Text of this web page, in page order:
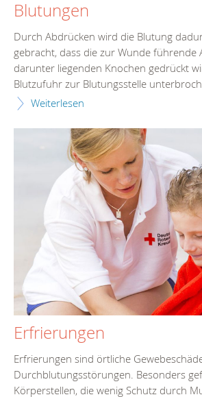
Blutungen
Durch Abdrücken wird die Blutung
gebracht, dass die zur Wunde führende
darunter liegenden Knochen gedrückt
Blutzufuhr zur Blutungsstelle
Weiterlesen
Erfrierungen
Erfrierungen sind örtliche
Durchblutungsstörungen. Besonders
Körperstellen, die wenig Schutz durch